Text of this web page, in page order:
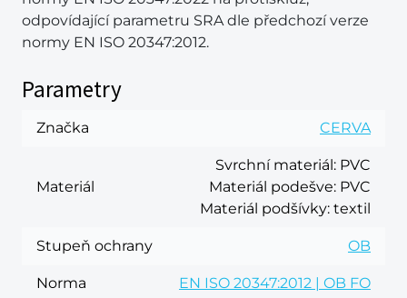
odpovídající parametru SRA dle předchozí verze
normy EN ISO 20347:2012.
Parametry
Značka CERVA
Materiál
Svrchní materiál: PVC
Materiál podešve: PVC
Materiál podšívky: textil
Stupeň ochrany OB
Norma EN ISO 20347:2012 | OB FO